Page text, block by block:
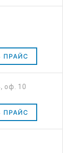
ПРАЙС
оф. 10
ПРАЙС